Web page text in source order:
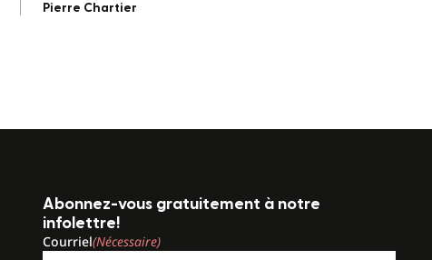
Pierre Chartier
Abonnez-vous gratuitement à notre
infolettre!
Courriel(Nécessaire)